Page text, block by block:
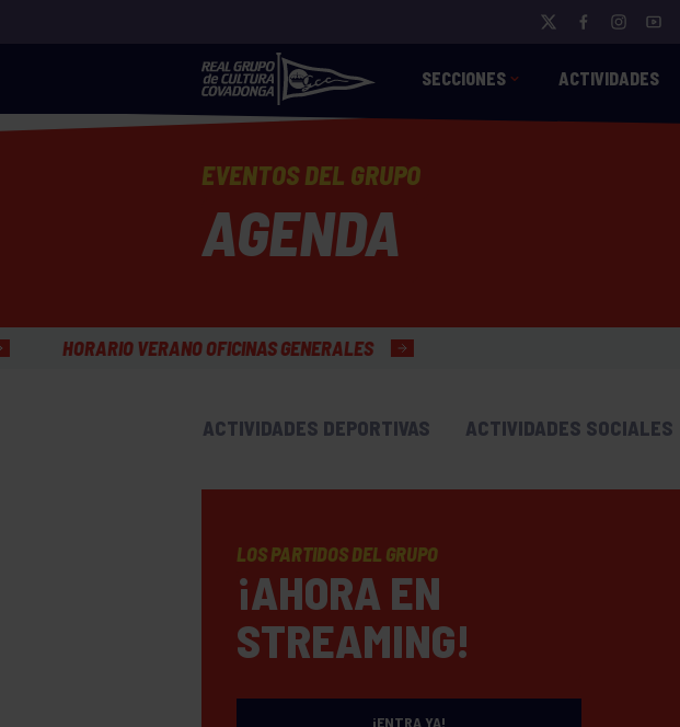
SECCIONES ACTIVIDADES
EVENTOS DEL GRUPO
AGENDA
OFICINAS GENERALES
ACTIVIDADES DEPORTIVAS ACTIVIDADES SOCIALES
LOS PARTIDOS DEL GRUPO
¡AHORA EN
STREAMING!
¡ENTRA YA!